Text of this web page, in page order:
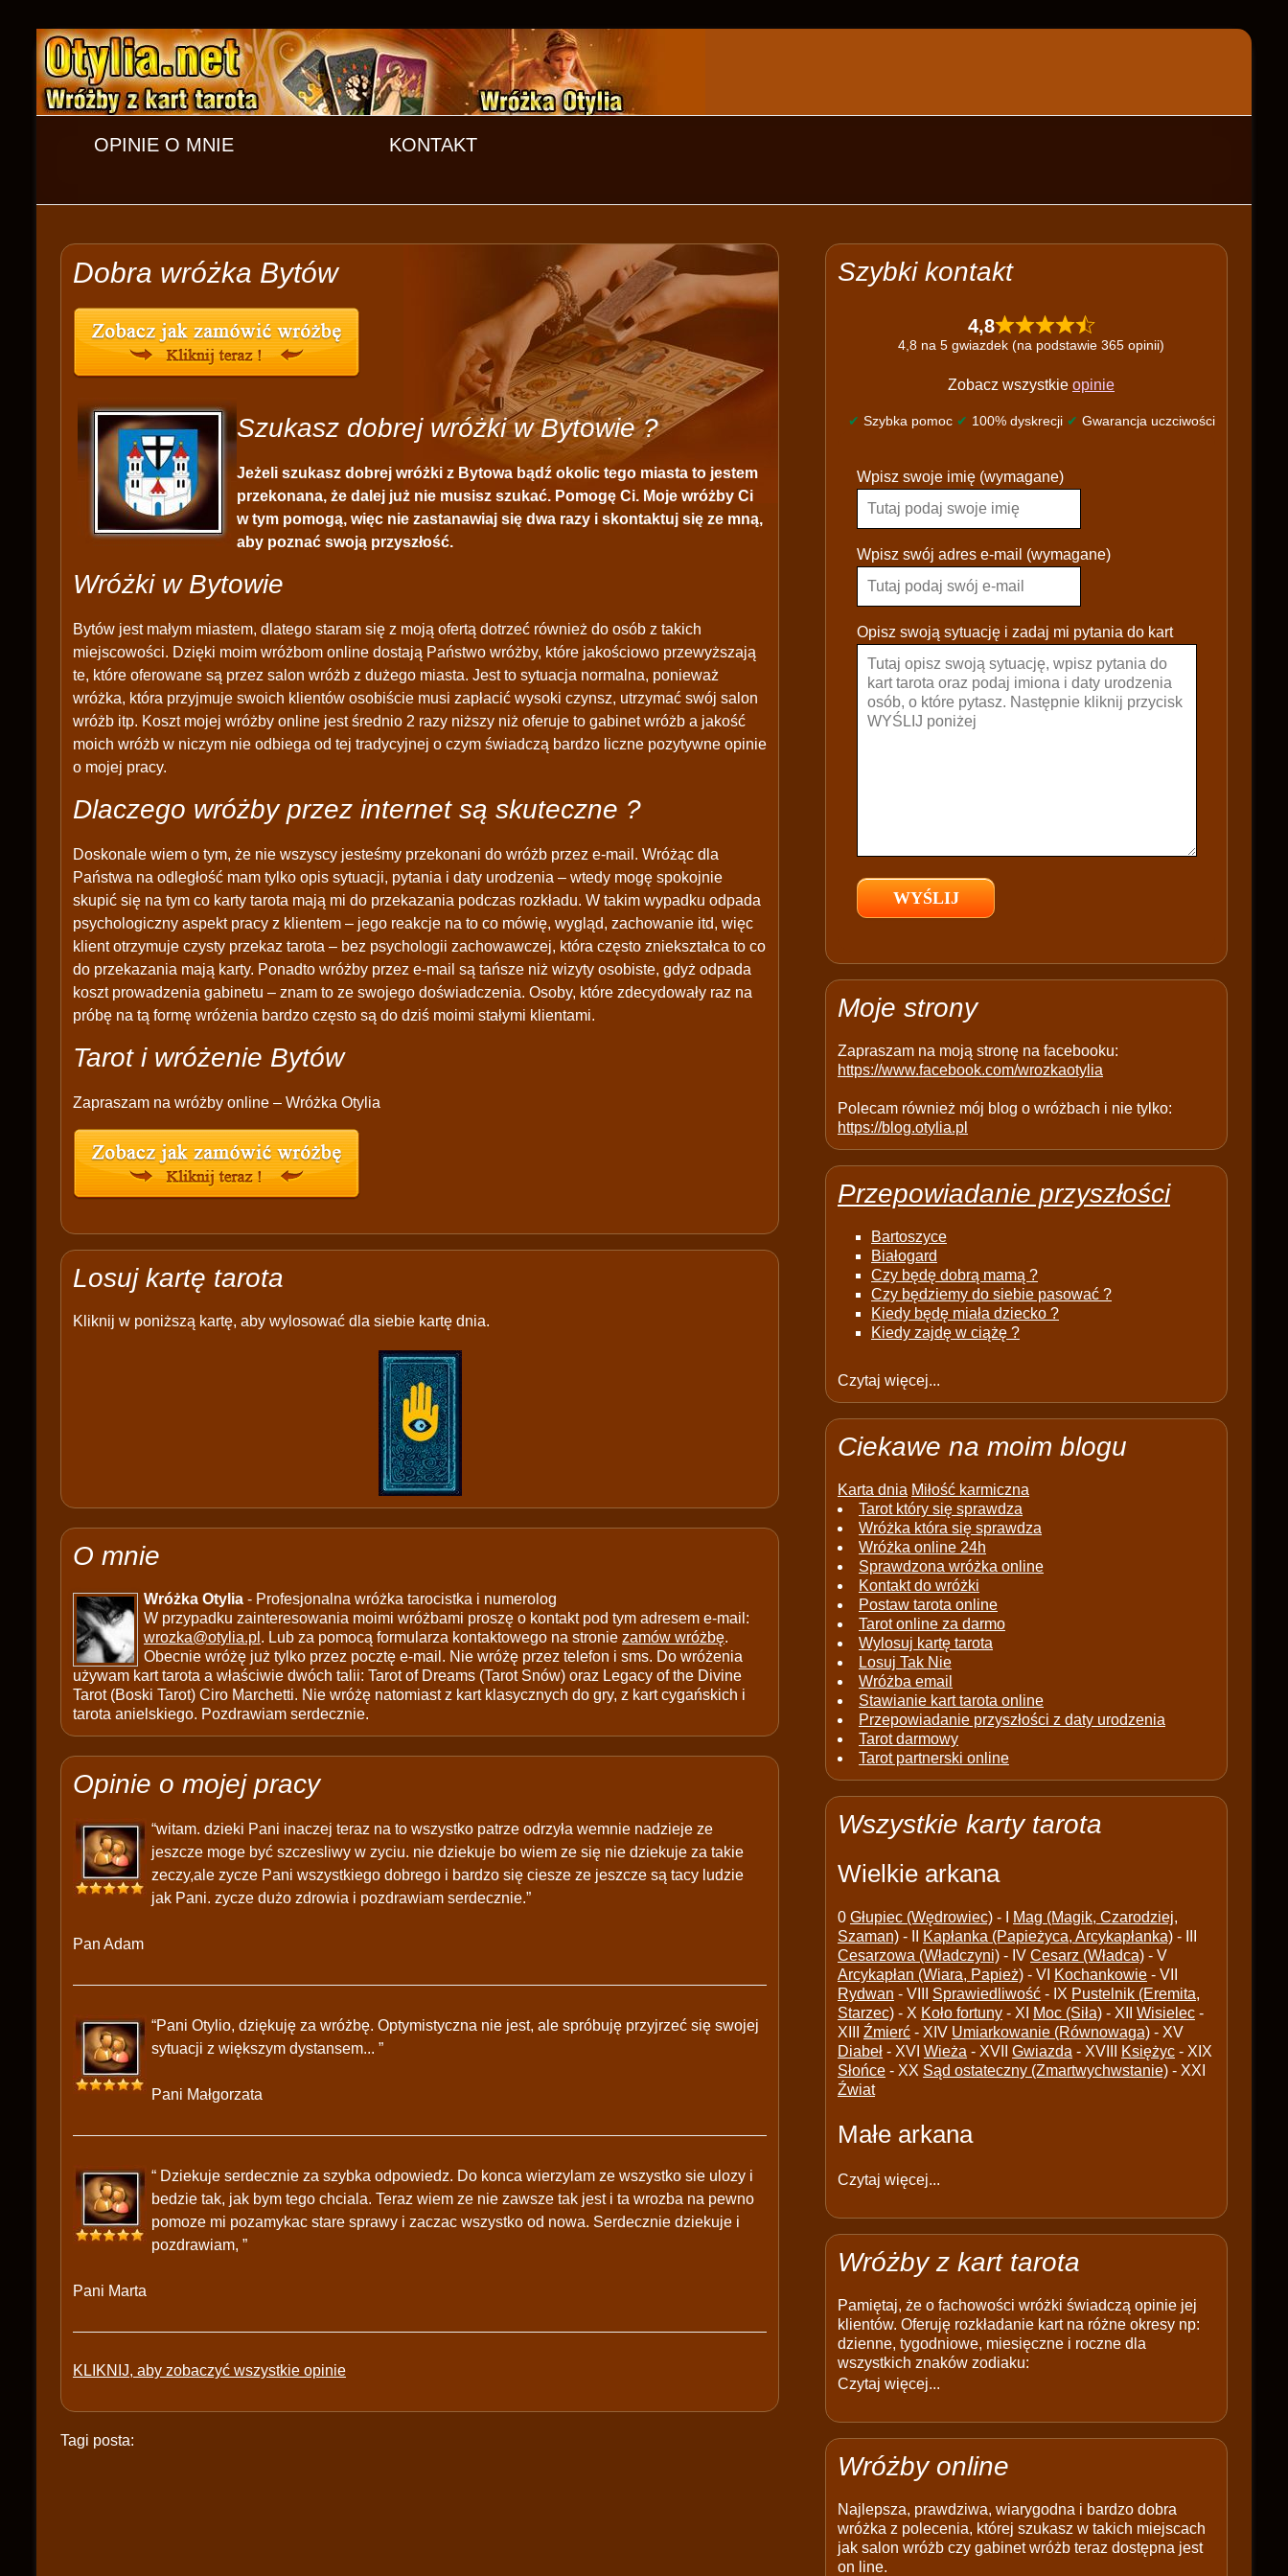
OPINIE O MNIE KONTAKT
Dobra wróżka Bytów
Szukasz dobrej wróżki w Bytowie ?
Jeżeli szukasz dobrej wróżki z Bytowa bądź okolic tego miasta to jestem
przekonana, że dalej już nie musisz szukać. Pomogę Ci. Moje wróżby Ci
w tym pomogą, więc nie zastanawiaj się dwa razy i skontaktuj się ze mną,
aby poznać swoją przyszłość.
Wróżki w Bytowie
Bytów jest małym miastem, dlatego staram się z moją ofertą dotrzeć również do osób z takich
miejscowości. Dzięki moim wróżbom online dostają Państwo wróżby, które jakościowo przewyższają
te, które oferowane są przez salon wróżb z dużego miasta. Jest to sytuacja normalna, ponieważ
wróżka, która przyjmuje swoich klientów osobiście musi zapłacić wysoki czynsz, utrzymać swój salon
wróżb itp. Koszt mojej wróżby online jest średnio 2 razy niższy niż oferuje to gabinet wróżb a jakość
moich wróżb w niczym nie odbiega od tej tradycyjnej o czym świadczą bardzo liczne pozytywne opinie
o mojej pracy.
Dlaczego wróżby przez internet są skuteczne ?
Doskonale wiem o tym, że nie wszyscy jesteśmy przekonani do wróżb przez e-mail. Wróżąc dla
Państwa na odległość mam tylko opis sytuacji, pytania i daty urodzenia – wtedy mogę spokojnie
skupić się na tym co karty tarota mają mi do przekazania podczas rozkładu. W takim wypadku odpada
psychologiczny aspekt pracy z klientem – jego reakcje na to co mówię, wygląd, zachowanie itd, więc
klient otrzymuje czysty przekaz tarota – bez psychologii zachowawczej, która często zniekształca to co
do przekazania mają karty. Ponadto wróżby przez e-mail są tańsze niż wizyty osobiste, gdyż odpada
koszt prowadzenia gabinetu – znam to ze swojego doświadczenia. Osoby, które zdecydowały raz na
próbę na tą formę wróżenia bardzo często są do dziś moimi stałymi klientami.
Tarot i wróżenie Bytów
Zapraszam na wróżby online – Wróżka Otylia
Losuj kartę tarota
Kliknij w poniższą kartę, aby wylosować dla siebie kartę dnia.
O mnie
Wróżka Otylia - Profesjonalna wróżka tarocistka i numerolog
W przypadku zainteresowania moimi wróżbami proszę o kontakt pod tym adresem e-mail:
wrozka@otylia.pl . Lub za pomocą formularza kontaktowego na stronie zamów wróżbę.
Obecnie wróżę już tylko przez pocztę e-mail. Nie wróżę przez telefon i sms. Do wróżenia
używam kart tarota a właściwie dwóch talii: Tarot of Dreams (Tarot Snów) oraz Legacy of the Divine
Tarot (Boski Tarot) Ciro Marchetti. Nie wróżę natomiast z kart klasycznych do gry, z kart cygańskich i
tarota anielskiego. Pozdrawiam serdecznie.
Opinie o mojej pracy
“witam. dzieki Pani inaczej teraz na to wszystko patrze odrzyła wemnie nadzieje ze
jeszcze moge być szczesliwy w zyciu. nie dziekuje bo wiem ze się nie dziekuje za takie
zeczy,ale zycze Pani wszystkiego dobrego i bardzo się ciesze ze jeszcze są tacy ludzie
jak Pani. zycze dużo zdrowia i pozdrawiam serdecznie.”
Pan Adam
“Pani Otylio, dziękuję za wróżbę. Optymistyczna nie jest, ale spróbuję przyjrzeć się swojej
sytuacji z większym dystansem... ”
Pani Małgorzata
“ Dziekuje serdecznie za szybka odpowiedz. Do konca wierzylam ze wszystko sie ulozy i
bedzie tak, jak bym tego chciala. Teraz wiem ze nie zawsze tak jest i ta wrozba na pewno
pomoze mi pozamykac stare sprawy i zaczac wszystko od nowa. Serdecznie dziekuje i
pozdrawiam, ”
Pani Marta
KLIKNIJ, aby zobaczyć wszystkie opinie
Tagi posta:
Szybki kontakt
4,8
4,8 na 5 gwiazdek (na podstawie 365 opinii)
Zobacz wszystkie opinie
✔ Szybka pomoc ✔ 100% dyskrecji ✔ Gwarancja uczciwości
l
a
s
e
a
e
e
p
y
Wpisz swoje imię (wymagane)
Wpisz swój adres e-mail (wymagane)
Opisz swoją sytuację i zadaj mi pytania do kart
Moje strony
Zapraszam na moją stronę na facebooku:
https://www.facebook.com/wrozkaotylia
Polecam również mój blog o wróżbach i nie tylko:
https://blog.otylia.pl
Przepowiadanie przyszłości
Bartoszyce
Białogard
Czy będę dobrą mamą ?
Czy będziemy do siebie pasować ?
Kiedy będę miała dziecko ?
Kiedy zajdę w ciążę ?
Czytaj więcej...
Ciekawe na moim blogu
Karta dnia Miłość karmiczna
Tarot który się sprawdza
Wróżka która się sprawdza
Wróżka online 24h
Sprawdzona wróżka online
Kontakt do wróżki
Postaw tarota online
Tarot online za darmo
Wylosuj kartę tarota
Losuj Tak Nie
Wróżba email
Stawianie kart tarota online
Przepowiadanie przyszłości z daty urodzenia
Tarot darmowy
Tarot partnerski online
Wszystkie karty tarota
Wielkie arkana
0 Głupiec (Wędrowiec) - I
Mag (Magik, Czarodziej,
Szaman) - II Kapłanka (Papieżyca, Arcykapłanka) - III
Cesarzowa (Władczyni) - IV Cesarz (Władca) - V
Arcykapłan (Wiara, Papież) - VI Kochankowie - VII
Rydwan - VIII Sprawiedliwość - IX Pustelnik (Eremita,
Starzec) - X Koło fortuny - XI Moc (Siła) - XII Wisielec -
XIII Źmierć - XIV Umiarkowanie (Równowaga) - XV
Diabeł - XVI Wieża - XVII Gwiazda - XVIII Księżyc - XIX
Słońce - XX Sąd ostateczny (Zmartwychwstanie) - XXI
Źwiat
Małe arkana
Czytaj więcej...
Wróżby z kart tarota
Pamiętaj, że o fachowości wróżki świadczą opinie jej
klientów. Oferuję rozkładanie kart na różne okresy np:
dzienne, tygodniowe, miesięczne i roczne dla
wszystkich znaków zodiaku:
Czytaj więcej...
Wróżby online
Najlepsza, prawdziwa, wiarygodna i bardzo dobra
wróżka z polecenia, której szukasz w takich miejscach
jak salon wróżb czy gabinet wróżb teraz dostępna jest
on line.